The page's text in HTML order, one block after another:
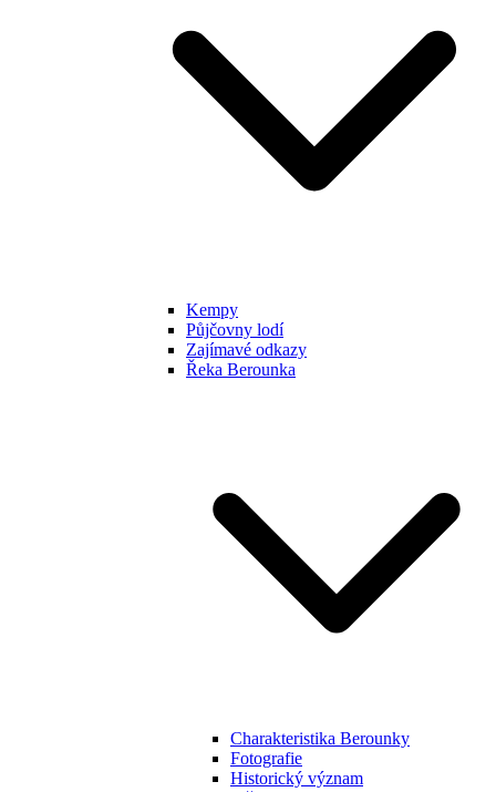
Kempy
Půjčovny lodí
Zajímavé odkazy
Řeka Berounka
Charakteristika Berounky
Fotografie
Historický význam